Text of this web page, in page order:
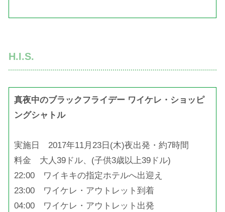
H.I.S.
真夜中のブラックフライデー ワイケレ・ショッピ
ングシャトル
実施日 2017年11月23日(木)夜出発・約7時間
料金 大人39ドル、(子供3歳以上39ドル)
22:00 ワイキキの指定ホテルへ出迎え
23:00 ワイケレ・アウトレット到着
04:00 ワイケレ・アウトレット出発